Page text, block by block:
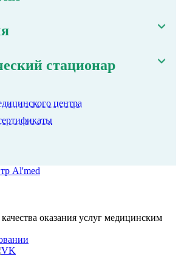
стационар
центра
оказания услуг медицинским